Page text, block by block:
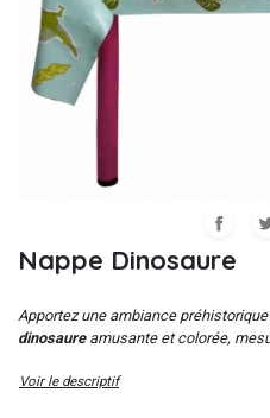
Nappe Dinosaure
Apportez une ambiance
dinosaureamusante et colorée,
Voir le descriptif